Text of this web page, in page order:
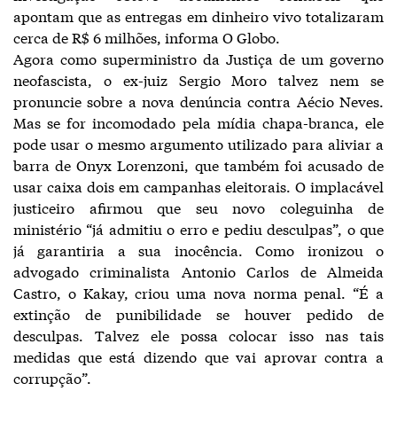
apontam que as entregas em dinheiro vivo totalizaram
cerca de R$ 6 milhões, informa O Globo.
Agora como superministro da Justiça de um governo
neofascista, o ex-juiz Sergio Moro talvez nem se
pronuncie sobre a nova denúncia contra Aécio Neves.
Mas se for incomodado pela mídia chapa-branca, ele
pode usar o mesmo argumento utilizado para aliviar a
barra de Onyx Lorenzoni, que também foi acusado de
usar caixa dois em campanhas eleitorais. O implacável
justiceiro afirmou que seu novo coleguinha de
ministério “já admitiu o erro e pediu desculpas”, o que
já garantiria a sua inocência. Como ironizou o
advogado criminalista Antonio Carlos de Almeida
Castro, o Kakay, criou uma nova norma penal. “É a
extinção de punibilidade se houver pedido de
desculpas. Talvez ele possa colocar isso nas tais
medidas que está dizendo que vai aprovar contra a
corrupção”.